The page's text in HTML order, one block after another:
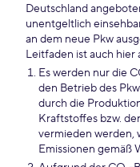
Deutschland
unentgeltlich
an dem neue Pkw
Leitfaden ist auch hier
Es werden nur die
den Betrieb des
durch die
Kraftstoffes bzw.
vermieden werden,
Emissionen gemäß